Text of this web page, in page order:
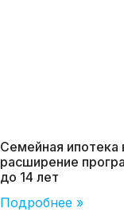
Семейная ипотека
расширение
до 14 лет
Подробнее »